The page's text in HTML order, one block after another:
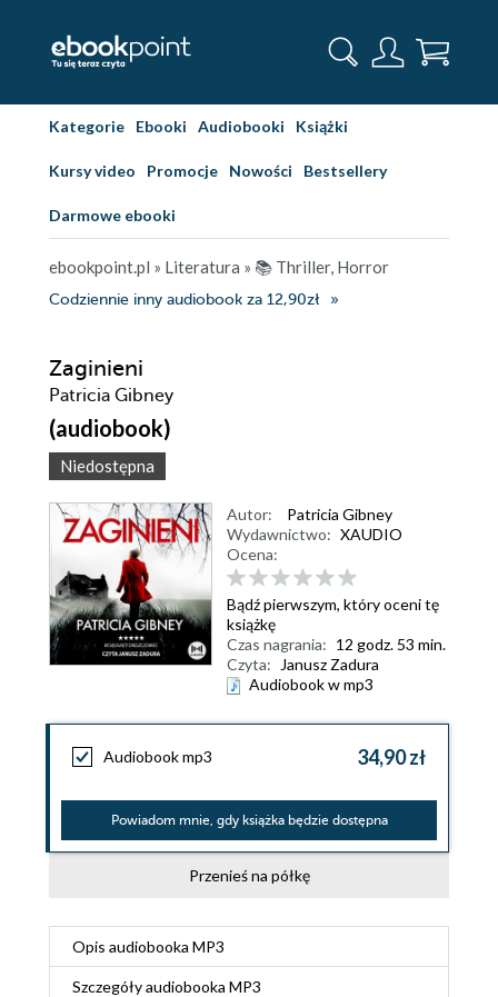
Kategorie Ebooki Audiobooki Książki
Kursy video Promocje Nowości Bestsellery
Darmowe ebooki
ebookpoint.pl » Literatura » 📚 Thriller, Horror
Codziennie inny audiobook za 12,90zł
Zaginieni
Patricia Gibney
(audiobook)
Niedostępna
Autor:
Patricia Gibney
Wydawnictwo: XAUDIO
Ocena:
Bądź pierwszym, który oceni tę
książkę
Czas nagrania: 12 godz. 53 min.
Czyta:
Janusz Zadura
Audiobook w mp3
Audiobook mp3 34,90 zł
Powiadom mnie, gdy książka będzie dostępna
Przenieś na półkę
Opis audiobooka MP3
Szczegółyaudiobooka MP3